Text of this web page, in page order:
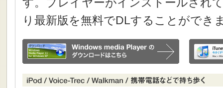
す。プレイヤーがインストールされ
り最新版を無料でDLすることができ